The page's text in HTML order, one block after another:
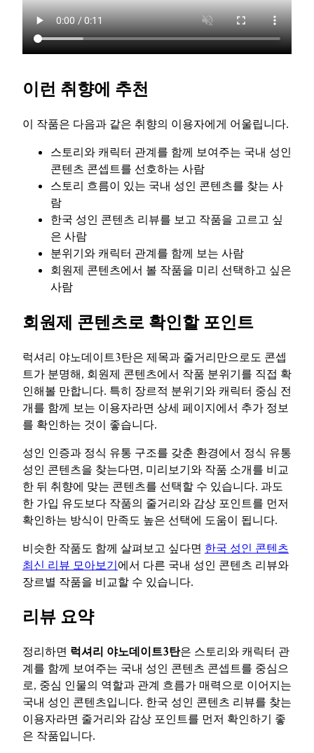
이런 취향에 추천
이 작품은 다음과 같은 취향의 이용자에게 어울립니다.
스토리와 캐릭터 관계를 함께 보여주는 국내 성인
콘텐츠 콘셉트를 선호하는 사람
스토리 흐름이 있는 국내 성인 콘텐츠를 찾는 사
람
한국 성인 콘텐츠 리뷰를 보고 작품을 고르고 싶
은 사람
분위기와 캐릭터 관계를 함께 보는 사람
회원제 콘텐츠에서 볼 작품을 미리 선택하고 싶은
사람
회원제 콘텐츠로 확인할 포인트
럭셔리 야노데이트3탄은 제목과 줄거리만으로도 콘셉
트가 분명해, 회원제 콘텐츠에서 작품 분위기를 직접 확
인해볼 만합니다. 특히 장르적 분위기와 캐릭터 중심 전
개를 함께 보는 이용자라면 상세 페이지에서 추가 정보
를 확인하는 것이 좋습니다.
성인 인증과 정식 유통 구조를 갖춘 환경에서 정식 유통
성인 콘텐츠을 찾는다면, 미리보기와 작품 소개를 비교
한 뒤 취향에 맞는 콘텐츠를 선택할 수 있습니다. 과도
한 가입 유도보다 작품의 줄거리와 감상 포인트를 먼저
확인하는 방식이 만족도 높은 선택에 도움이 됩니다.
비슷한 작품도 함께 살펴보고 싶다면 한국 성인 콘텐츠
최신 리뷰 모아보기에서 다른 국내 성인 콘텐츠 리뷰와
장르별 작품을 비교할 수 있습니다.
리뷰 요약
정리하면 럭셔리 야노데이트3탄은 스토리와 캐릭터 관
계를 함께 보여주는 국내 성인 콘텐츠 콘셉트를 중심으
로, 중심 인물의 역할과 관계 흐름가 매력으로 이어지는
국내 성인 콘텐츠입니다. 한국 성인 콘텐츠 리뷰를 찾는
이용자라면 줄거리와 감상 포인트를 먼저 확인하기 좋
은 작품입니다.